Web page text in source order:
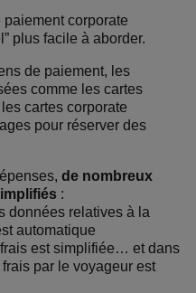
paiement corporate
plus facile à aborder.
de paiement, les
comme les cartes
cartes corporate
pour réserver des
de nombreux
:
données relatives à la
automatique
frais est simplifiée… et dans
par le voyageur est